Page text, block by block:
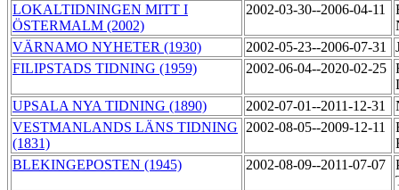
LOKALTIDNINGEN MITT I
ÖSTERMALM (2002)
2002-03-30--2006-04-11
VÄRNAMO NYHETER (1930)
2002-05-23--2006-07-31
FILIPSTADS TIDNING (1959)
2002-06-04--2020-02-25
UPSALA NYA TIDNING (1890)
2002-07-01--2011-12-31
VESTMANLANDS LÄNS TIDNING
(1831)
2002-08-05--2009-12-11
BLEKINGEPOSTEN (1945)
2002-08-09--2011-07-07